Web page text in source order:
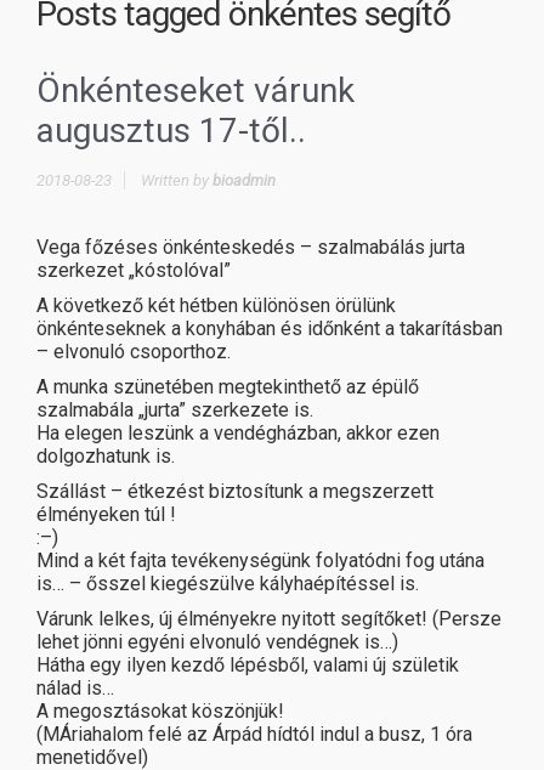
Posts tagged önkéntes segítő
Önkénteseket várunk
augusztus 17-től..
2018-08-23 Written by bioadmin
Vega főzéses önkénteskedés – szalmabálás jurta
szerkezet „kóstolóval”
A következő két hétben különösen örülünk
önkénteseknek a konyhában és időnként a takarításban
– elvonuló csoporthoz.
A munka szünetében megtekinthető az épülő
szalmabála „jurta” szerkezete is.
Ha elegen leszünk a vendégházban, akkor ezen
dolgozhatunk is.
Szállást – étkezést biztosítunk a megszerzett
élményeken túl !
:–)
Mind a két fajta tevékenységünk folyatódni fog utána
is… – ősszel kiegészülve kályhaépítéssel is.
Várunk lelkes, új élményekre nyitott segítőket! (Persze
lehet jönni egyéni elvonuló vendégnek is…)
Hátha egy ilyen kezdő lépésből, valami új születik
nálad is…
A megosztásokat köszönjük!
(MÁriahalom felé az Árpád hídtól indul a busz, 1 óra
menetidővel)